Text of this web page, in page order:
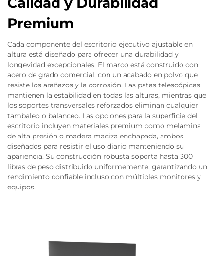
Premium
Cada componente del escritorio ejecutivo ajustable en
altura está diseñado para ofrecer una durabilidad y
longevidad excepcionales. El marco está construido con
acero de grado comercial, con un acabado en polvo que
resiste los arañazos y la corrosión. Las patas telescópicas
mantienen la estabilidad en todas las alturas, mientras que
los soportes transversales reforzados eliminan cualquier
tambaleo o balanceo. Las opciones para la superficie del
escritorio incluyen materiales premium como melamina
de alta presión o madera maciza enchapada, ambos
diseñados para resistir el uso diario manteniendo su
apariencia. Su construcción robusta soporta hasta 300
libras de peso distribuido uniformemente, garantizando un
rendimiento confiable incluso con múltiples monitores y
equipos.